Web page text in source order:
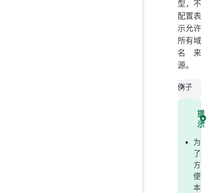
型，不
配置表
示允许
所有域
名来
源。
例子
提
示
为
了
方
便
本